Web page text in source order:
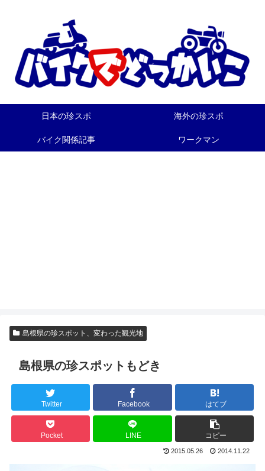
日本の珍スポ 海外の珍スポ
バイク関係記事 ワークマン
島根県の珍スポット、変わった観光地
島根県の珍スポットもどき
Twitter Facebook はてブ
Pocket LINE コピー
2015.05.26 2014.11.22